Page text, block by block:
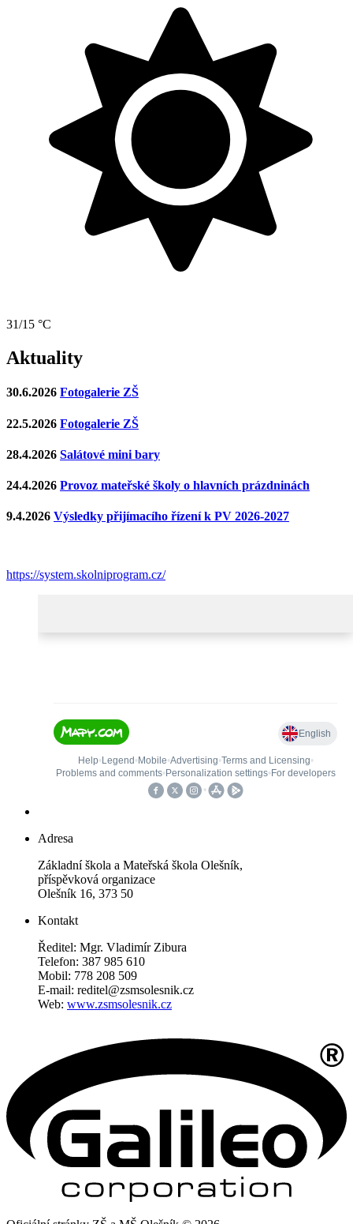
31/15 °C
Aktuality
30.6.2026 Fotogalerie ZŠ
22.5.2026 Fotogalerie ZŠ
28.4.2026 Salátové mini bary
24.4.2026 Provoz mateřské školy o hlavních prázdninách
9.4.2026 Výsledky přijímacího řízení k PV 2026-2027
https://system.skolniprogram.cz/
Adresa
Základní škola a Mateřská škola Olešník,
příspěvková organizace
Olešník 16, 373 50
Kontakt
Ředitel: Mgr. Vladimír Zibura
Telefon: 387 985 610
Mobil: 778 208 509
E-mail: reditel@zsmsolesnik.cz
Web: www.zsmsolesnik.cz